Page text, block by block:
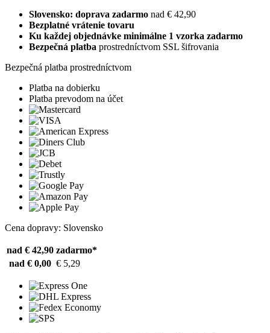
Slovensko: doprava zadarmo nad € 42,90
Bezplatné vrátenie tovaru
Ku každej objednávke minimálne 1 vzorka zadarmo
Bezpečná platba prostredníctvom SSL šifrovania
Bezpečná platba prostredníctvom
Platba na dobierku
Platba prevodom na účet
Cena dopravy: Slovensko
nad € 42,90 zadarmo*
nad € 0,00 € 5,29